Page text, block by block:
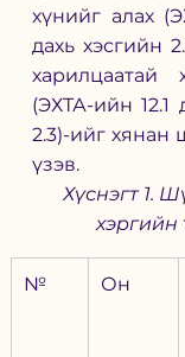
хүнийг алах
дахь хэсгийн
харилцаатай
(ЭХТА-ийн 12.1
2.3)-ийг хянан
үзэв.
Хүснэгт 1.
хэргийн
№ Он